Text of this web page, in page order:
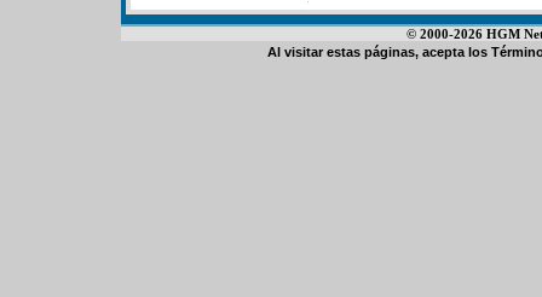
© 2000-2026 HGM
Al visitar estas páginas, acepta los